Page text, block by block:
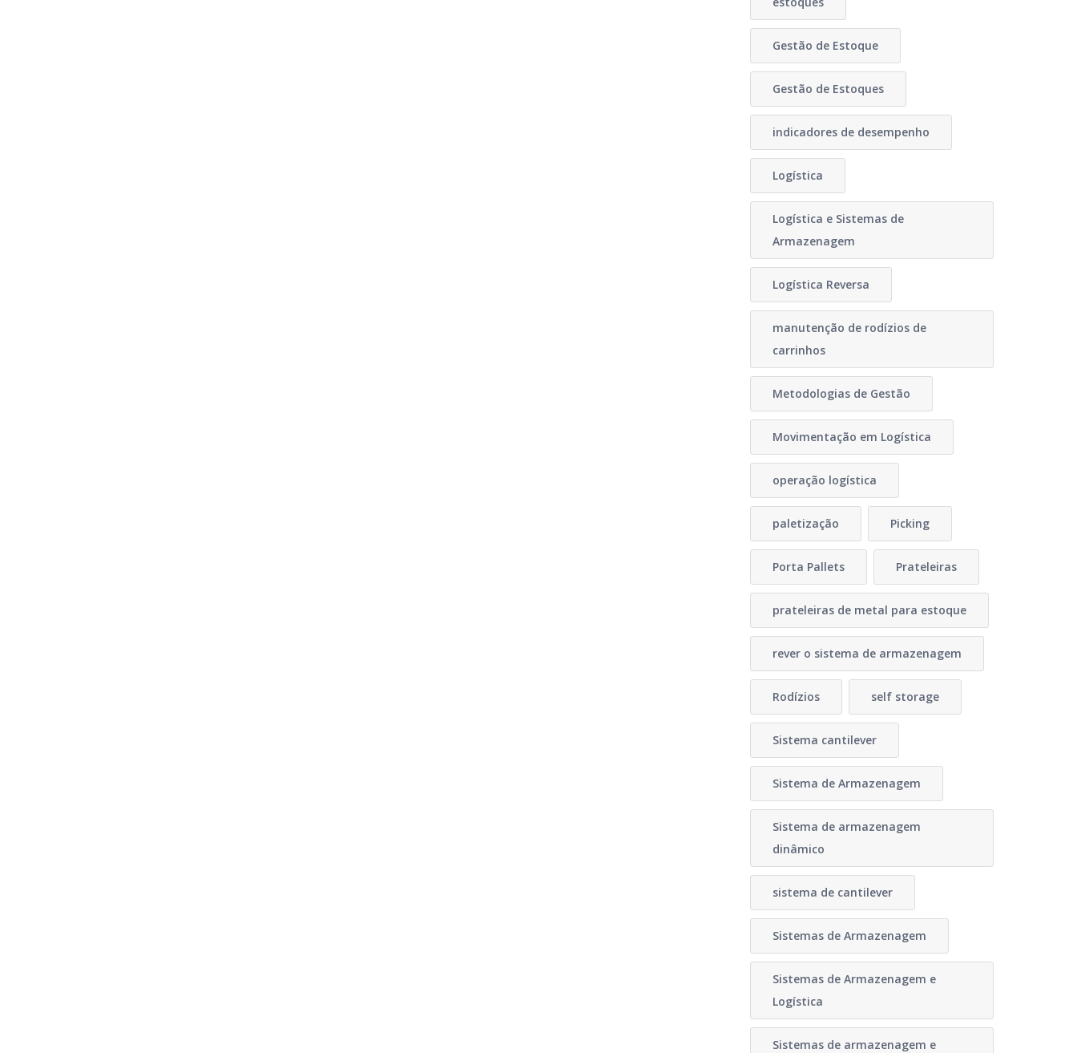
Gestão de Estoque
Gestão de Estoques
indicadores de desempenho
Logística
Logística e Sistemas de
Armazenagem
Logística Reversa
manutenção de rodízios de
carrinhos
Metodologias de Gestão
Movimentação em Logística
operação logística
paletização Picking
Porta Pallets Prateleiras
prateleiras de metal para estoque
rever o sistema de armazenagem
Rodízios self storage
Sistema cantilever
Sistema de Armazenagem
Sistema de armazenagem
dinâmico
sistema de cantilever
Sistemas de Armazenagem
Sistemas de Armazenagem e
Logística
Sistemas de armazenagem e